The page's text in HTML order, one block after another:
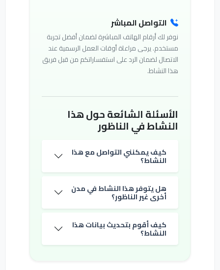
التواصل المباشر
نوفر لك أرقام الهاتف المباشرة لضمان أفضل تجربة
مستخدم. يرجى مراعاة أوقات العمل الرسمية عند
الاتصال لضمان الرد على استفساراتكم من قبل فريق
هذا النشاط.
الأسئلة الشائعة حول هذا
النشاط في الناظور
كيف يمكنني التواصل مع هذا
النشاط؟
هل يتوفر هذا النشاط في مدن
أخرى غير الناظور؟
كيف أقوم بتحديث بيانات هذا
النشاط؟